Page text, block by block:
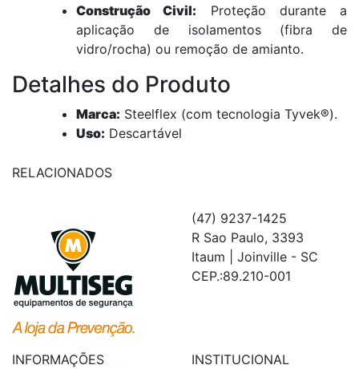
Construção Civil: Proteção durante a
aplicação de isolamentos (fibra de
vidro/rocha) ou remoção de amianto.
Detalhes do Produto
Marca: Steelflex (com tecnologia Tyvek®).
Uso: Descartável
RELACIONADOS
(47) 9237-1425
R Sao Paulo, 3393
Itaum | Joinville - SC
CEP.:89.210-001
INFORMAÇÕES
INSTITUCIONAL